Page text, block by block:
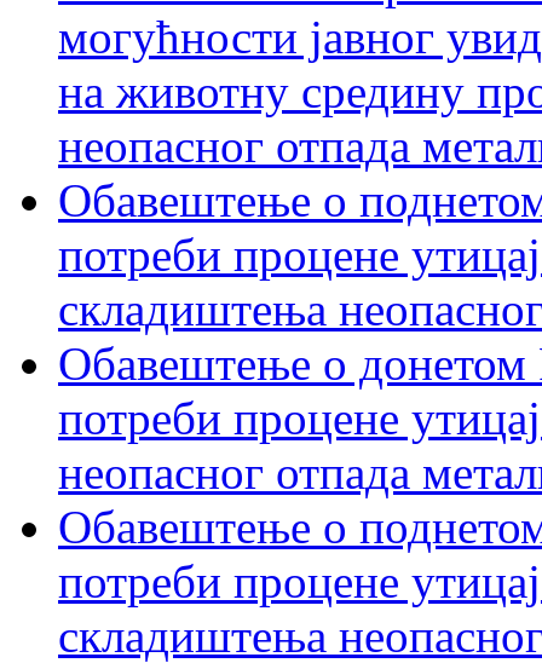
могућности јавног
на животну средину
неопасног отпада
Обавештење о
потреби процене
складиштења
Обавештење о
потреби процене
неопасног отпада
Обавештење о
потреби процене
складиштења